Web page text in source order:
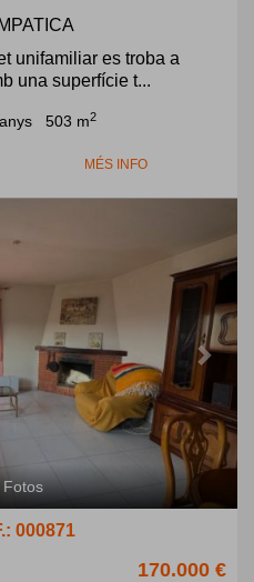
unifamiliar es troba a
una superfície t...
503 m2
MÉS INFO
Fotos
000871
170.000 €